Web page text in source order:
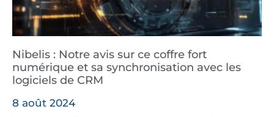
Nibelis : Notre avis sur ce coffre fort
numérique et sa synchronisation avec les
logiciels de CRM
8 août 2024